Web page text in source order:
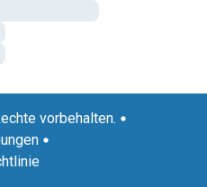
vorbehalten.